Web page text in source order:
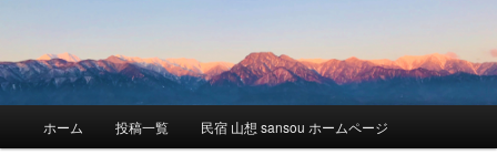
メ
サ
ホーム 投稿一覧 民宿 山想 sansou ホームページ